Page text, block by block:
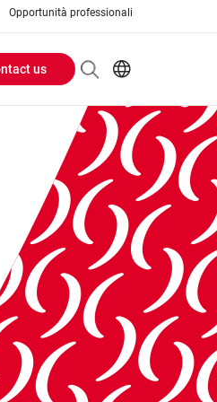
Opportunità professionali
us
IT